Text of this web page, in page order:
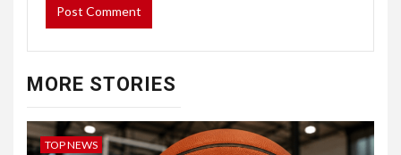
MORE STORIES
TOP NEWS